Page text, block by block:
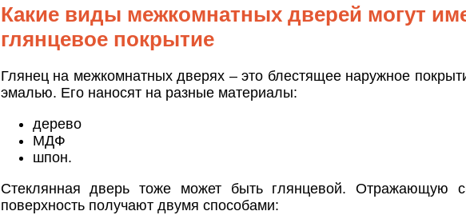
Какие виды межкомнатных дверей могут
глянцевое покрытие
Глянец на межкомнатных дверях – это блестящее наружное
эмалью. Его наносят на разные материалы:
дерево
МДФ
шпон.
Стеклянная дверь тоже может быть глянцевой. Отражающую
поверхность получают двумя способами: